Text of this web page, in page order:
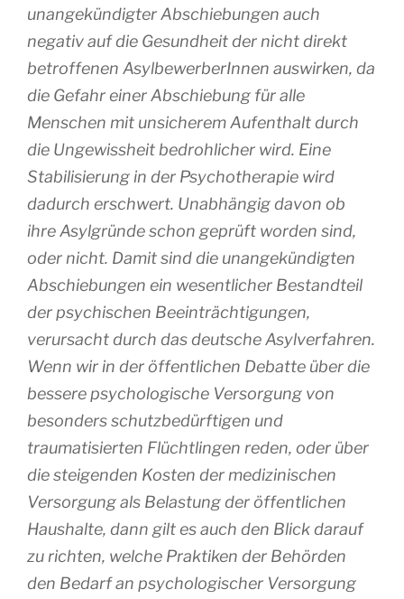
unangekündigter Abschiebungen auch
negativ auf die Gesundheit der nicht direkt
betroffenen AsylbewerberInnen auswirken, da
die Gefahr einer Abschiebung für alle
Menschen mit unsicherem Aufenthalt durch
die Ungewissheit bedrohlicher wird. Eine
Stabilisierung in der Psychotherapie wird
dadurch erschwert. Unabhängig davon ob
ihre Asylgründe schon geprüft worden sind,
oder nicht. Damit sind die unangekündigten
Abschiebungen ein wesentlicher Bestandteil
der psychischen Beeinträchtigungen,
verursacht durch das deutsche Asylverfahren.
Wenn wir in der öffentlichen Debatte über die
bessere psychologische Versorgung von
besonders schutzbedürftigen und
traumatisierten Flüchtlingen reden, oder über
die steigenden Kosten der medizinischen
Versorgung als Belastung der öffentlichen
Haushalte, dann gilt es auch den Blick darauf
zu richten, welche Praktiken der Behörden
den Bedarf an psychologischer Versorgung